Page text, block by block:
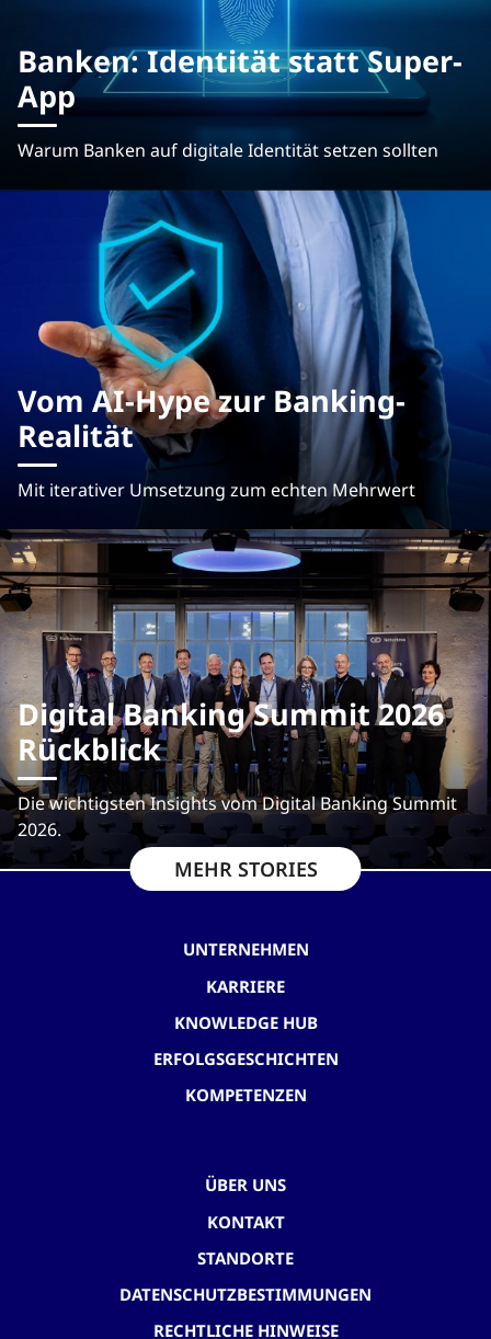
Banken: Identität statt Super-
App
Warum Banken auf digitale Identität setzen sollten
Vom AI-Hype zur Banking-
Realität
Mit iterativer Umsetzung zum echten Mehrwert
Digital Banking Summit 2026
Rückblick
Die wichtigsten Insights vom Digital Banking Summit
2026.
MEHR STORIES
UNTERNEHMEN
KARRIERE
KNOWLEDGE HUB
ERFOLGSGESCHICHTEN
KOMPETENZEN
ÜBER UNS
KONTAKT
STANDORTE
DATENSCHUTZBESTIMMUNGEN
RECHTLICHE HINWEISE